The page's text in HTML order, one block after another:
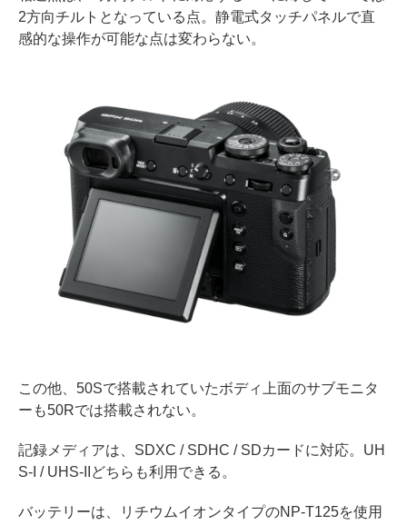
2方向チルトとなっている点。静電式タッチパネルで直
感的な操作が可能な点は変わらない。
この他、50Sで搭載されていたボディ上面のサブモニタ
ーも50Rでは搭載されない。
記録メディアは、SDXC / SDHC / SDカードに対応。UH
S-I / UHS-IIどちらも利用できる。
バッテリーは、リチウムイオンタイプのNP-T125を使用